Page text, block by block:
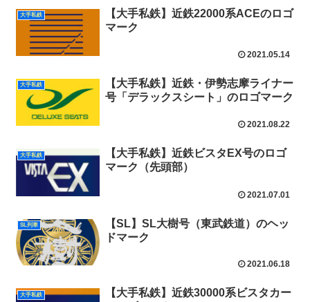
大手私鉄
【大手私鉄】近鉄22000系ACEのロゴ
マーク
2021.05.14
大手私鉄
【大手私鉄】近鉄・伊勢志摩ライナー
号「デラックスシート」のロゴマーク
2021.08.22
大手私鉄
【大手私鉄】近鉄ビスタEX号のロゴ
マーク（先頭部）
2021.07.01
SL列車
【SL】SL大樹号（東武鉄道）のヘッ
ドマーク
2021.06.18
大手私鉄
【大手私鉄】近鉄30000系ビスタカー